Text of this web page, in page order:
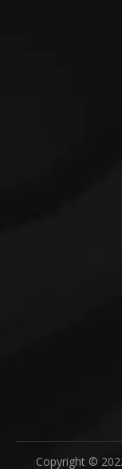
Copyright ©